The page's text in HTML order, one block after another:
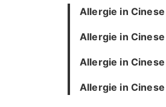
Allergie in Cinese |
Allergie in Cinese |
Allergie in Cinese |
Allergie in Cinese |